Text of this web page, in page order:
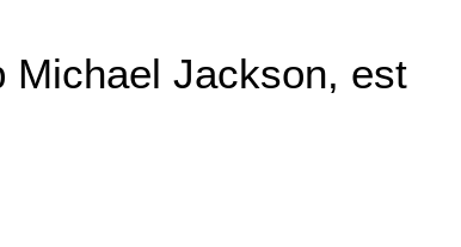
Michael Jackson, est